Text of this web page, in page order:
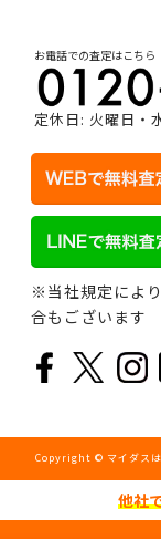
他社
お電話での査定はこちら
定休日: 火曜日・
※当社規定によ
合もございます
Copyright © マイダス